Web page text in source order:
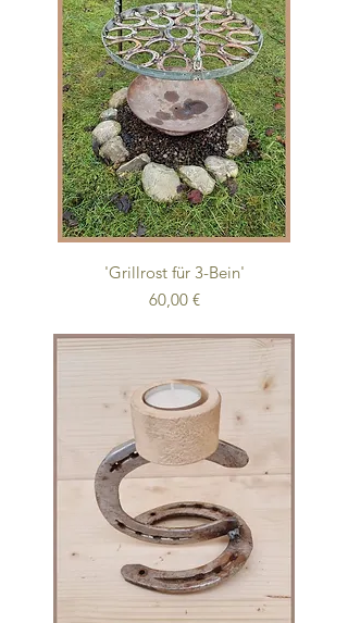
'Grillrost für 3-Bein'
Preis
60,00 €